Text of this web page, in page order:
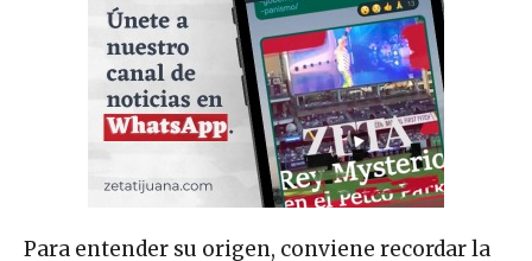
Para entender su origen, conviene recordar la